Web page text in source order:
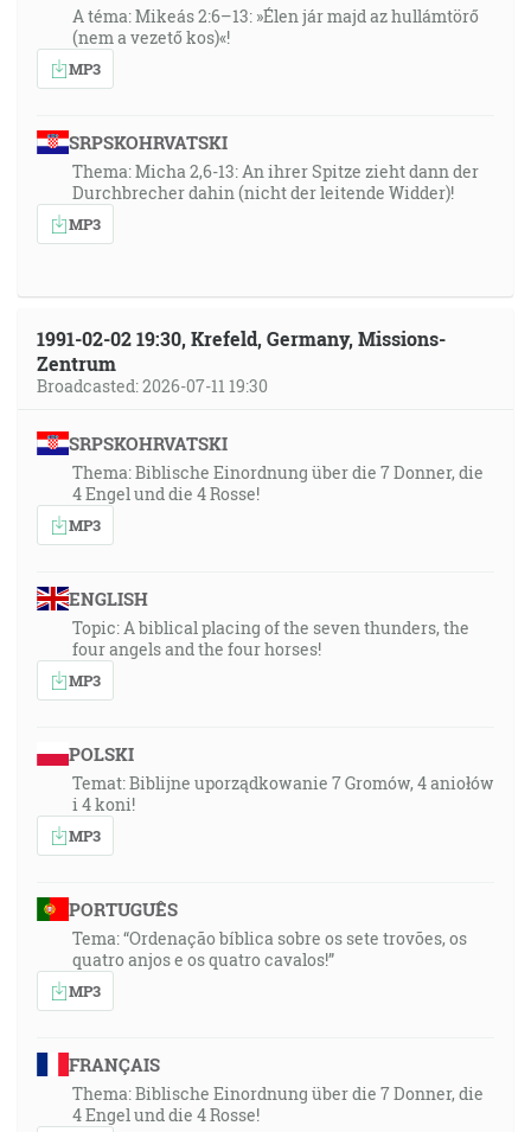
A téma: Mikeás 2:6–13: »Élen jár majd az hullámtörő
(nem a vezető kos)«!
MP3
SRPSKOHRVATSKI
Thema: Micha 2,6-13: An ihrer Spitze zieht dann der
Durchbrecher dahin (nicht der leitende Widder)!
MP3
1991-02-02 19:30, Krefeld, Germany, Missions-
Zentrum
Broadcasted: 2026-07-11 19:30
SRPSKOHRVATSKI
Thema: Biblische Einordnung über die 7 Donner, die
4 Engel und die 4 Rosse!
MP3
ENGLISH
Topic: A biblical placing of the seven thunders, the
four angels and the four horses!
MP3
POLSKI
Temat: Biblijne uporządkowanie 7 Gromów, 4 aniołów
i 4 koni!
MP3
PORTUGUÊS
Tema: “Ordenação bíblica sobre os sete trovões, os
quatro anjos e os quatro cavalos!”
MP3
FRANÇAIS
Thema: Biblische Einordnung über die 7 Donner, die
4 Engel und die 4 Rosse!